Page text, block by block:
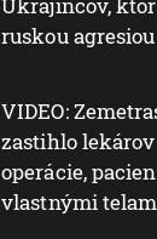
ruskou agresiou
VIDEO:
zastihlo
operácie,
vlastnými